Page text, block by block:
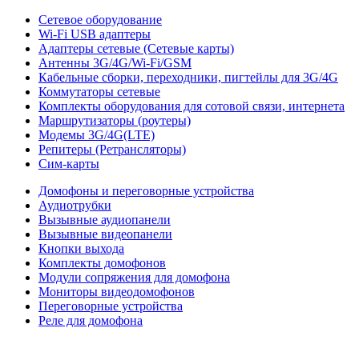
Сетевое оборудование
Wi-Fi USB адаптеры
Адаптеры сетевые (Сетевые карты)
Антенны 3G/4G/Wi-Fi/GSM
Кабельные сборки, переходники, пигтейлы для 3G/4G
Коммутаторы сетевые
Комплекты оборудования для сотовой связи, интернета
Маршрутизаторы (роутеры)
Модемы 3G/4G(LTE)
Репитеры (Ретрансляторы)
Сим-карты
Домофоны и переговорные устройства
Аудиотрубки
Вызывные аудиопанели
Вызывные видеопанели
Кнопки выхода
Комплекты домофонов
Модули сопряжения для домофона
Мониторы видеодомофонов
Переговорные устройства
Реле для домофона